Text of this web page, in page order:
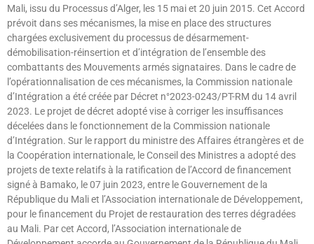
Mali, issu du Processus d’Alger, les 15 mai et 20 juin 2015. Cet Accord
prévoit dans ses mécanismes, la mise en place des structures
chargées exclusivement du processus de désarmement-
démobilisation-réinsertion et d’intégration de l’ensemble des
combattants des Mouvements armés signataires. Dans le cadre de
l’opérationnalisation de ces mécanismes, la Commission nationale
d’Intégration a été créée par Décret n°2023-0243/PT-RM du 14 avril
2023. Le projet de décret adopté vise à corriger les insuffisances
décelées dans le fonctionnement de la Commission nationale
d’Intégration. Sur le rapport du ministre des Affaires étrangères et de
la Coopération internationale, le Conseil des Ministres a adopté des
projets de texte relatifs à la ratification de l’Accord de financement
signé à Bamako, le 07 juin 2023, entre le Gouvernement de la
République du Mali et l’Association internationale de Développement,
pour le financement du Projet de restauration des terres dégradées
au Mali. Par cet Accord, l’Association internationale de